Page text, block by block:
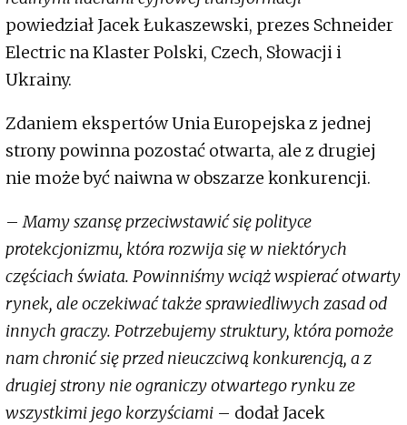
powiedział Jacek Łukaszewski, prezes Schneider
Electric na Klaster Polski, Czech, Słowacji i
Ukrainy.
Zdaniem ekspertów Unia Europejska z jednej
strony powinna pozostać otwarta, ale z drugiej
nie może być naiwna w obszarze konkurencji.
–Mamy szansę przeciwstawić się polityce
protekcjonizmu, która rozwija się w niektórych
częściach świata. Powinniśmy wciąż wspierać otwarty
rynek, ale oczekiwać także sprawiedliwych zasad od
innych graczy. Potrzebujemy struktury, która pomoże
nam chronić się przed nieuczciwą konkurencją, a z
drugiej strony nie ograniczy otwartego rynku ze
wszystkimi jego korzyściami – dodał Jacek